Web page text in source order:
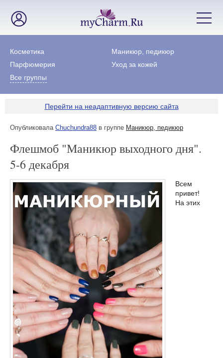
Косметика
Маникюр, педикюр
Парфюмерия
Уход за кожей
Все группы
Перейти на неадаптивную версию сайта
Опубликовала Chuchundra88 в группе Маникюр, педикюр
Флешмоб "Маникюр выходного дня".
5-6 декабря
Всем
привет!
На этих